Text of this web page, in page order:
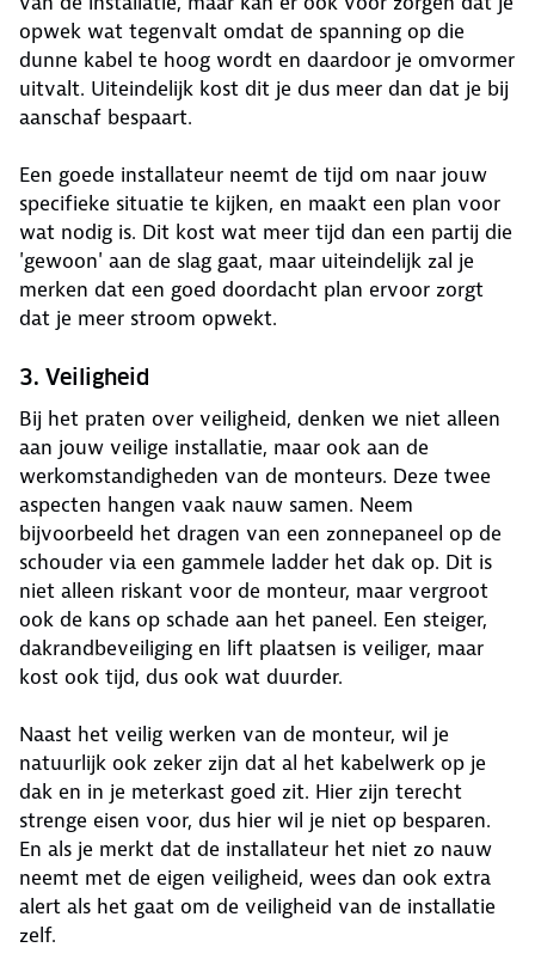
opwek wat tegenvalt omdat de spanning op die
dunne kabel te hoog wordt en daardoor je omvormer
uitvalt. Uiteindelijk kost dit je dus meer dan dat je bij
aanschaf bespaart.
Een goede installateur neemt de tijd om naar jouw
specifieke situatie te kijken, en maakt een plan voor
wat nodig is. Dit kost wat meer tijd dan een partij die
'gewoon' aan de slag gaat, maar uiteindelijk zal je
merken dat een goed doordacht plan ervoor zorgt
dat je meer stroom opwekt.
3. Veiligheid
Bij het praten over veiligheid, denken we niet alleen
aan jouw veilige installatie, maar ook aan de
werkomstandigheden van de monteurs. Deze twee
aspecten hangen vaak nauw samen. Neem
bijvoorbeeld het dragen van een zonnepaneel op de
schouder via een gammele ladder het dak op. Dit is
niet alleen riskant voor de monteur, maar vergroot
ook de kans op schade aan het paneel. Een steiger,
dakrandbeveiliging en lift plaatsen is veiliger, maar
kost ook tijd, dus ook wat duurder.
Naast het veilig werken van de monteur, wil je
natuurlijk ook zeker zijn dat al het kabelwerk op je
dak en in je meterkast goed zit. Hier zijn terecht
strenge eisen voor, dus hier wil je niet op besparen.
En als je merkt dat de installateur het niet zo nauw
neemt met de eigen veiligheid, wees dan ook extra
alert als het gaat om de veiligheid van de installatie
zelf.